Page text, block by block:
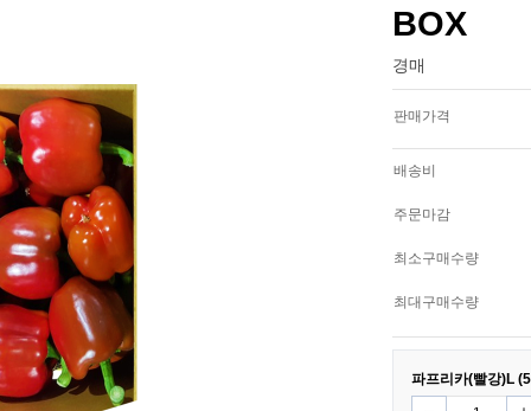
BOX
경매
판매가격
배송비
주문마감
최소구매수량
최대구매수량
파프리카(빨강)L